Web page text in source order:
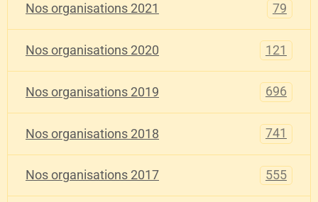
Nos organisations 2021 79
Nos organisations 2020 121
Nos organisations 2019 696
Nos organisations 2018 741
Nos organisations 2017 555